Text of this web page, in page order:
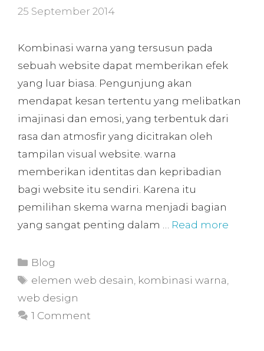
25 September 2014
Kombinasi warna yang tersusun pada
sebuah website dapat memberikan efek
yang luar biasa. Pengunjung akan
mendapat kesan tertentu yang melibatkan
imajinasi dan emosi, yang terbentuk dari
rasa dan atmosfir yang dicitrakan oleh
tampilan visual website. warna
memberikan identitas dan kepribadian
bagi website itu sendiri. Karena itu
pemilihan skema warna menjadi bagian
yang sangat penting dalam … Read more
Blog
elemen web desain, kombinasi warna,
web design
1 Comment